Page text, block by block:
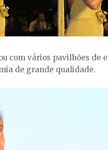
com vários pavilhões de
de grande qualidade.